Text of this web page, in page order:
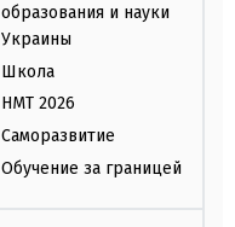
образования и науки
Украины
Школа
НМТ 2026
Саморазвитие
Обучение за границей